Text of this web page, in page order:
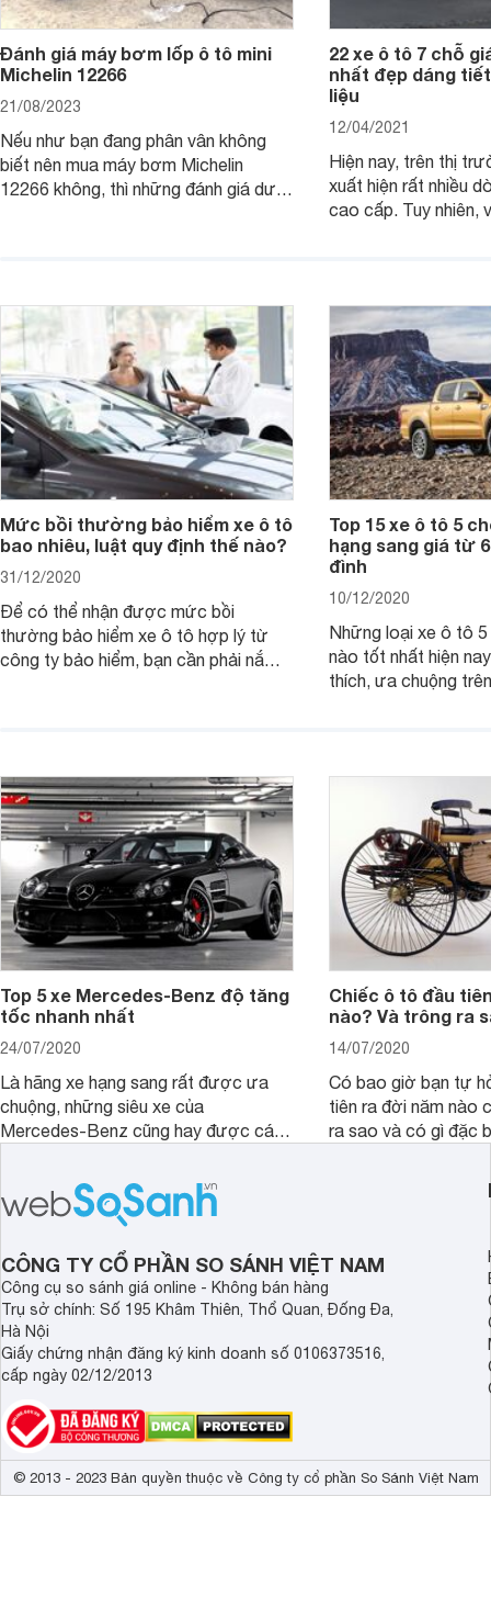
Đánh giá máy bơm lốp ô tô mini
Michelin 12266
21/08/2023
Nếu như bạn đang phân vân không
biết nên mua máy bơm Michelin
12266 không, thì những đánh giá dưới
22 xe ô tô 7 chỗ
nhất đẹp dáng
liệu
12/04/2021
Hiện nay, trên thị
xuất hiện rất nhiều
cao cấp. Tuy nhiên,
Websosanh đi tìm
viết dưới đây nhé!
Mức bồi thường bảo hiểm xe ô tô
bao nhiêu, luật quy định thế nào?
31/12/2020
Để có thể nhận được mức bồi
thường bảo hiểm xe ô tô hợp lý từ
công ty bảo hiểm, bạn cần phải nắm
Top 15 xe ô tô 5
hạng sang giá từ
đình
10/12/2020
Những loại xe ô tô
nào tốt nhất hiện
thích, ưa chuộng
Top 5 xe Mercedes-Benz độ tăng
tốc nhanh nhất
24/07/2020
Là hãng xe hạng sang rất được ưa
chuộng, những siêu xe của
Mercedes-Benz cũng hay được các
dũng mãnh.
Chiếc ô tô đầu
nào? Và trông ra
14/07/2020
Có bao giờ bạn tự
tiên ra đời năm nào
ra sao và có gì đặc
CÔNG TY CỔ PHẦN SO SÁNH VIỆT NAM
Công cụ so sánh giá online - Không bán hàng
Trụ sở chính: Số 195 Khâm Thiên, Thổ Quan, Đống Đa,
Hà Nội
Giấy chứng nhận đăng ký kinh doanh số 0106373516,
cấp ngày 02/12/2013
© 2013 - 2023 Bản quyền thuộc về Công ty cổ phần So Sánh Việt Nam